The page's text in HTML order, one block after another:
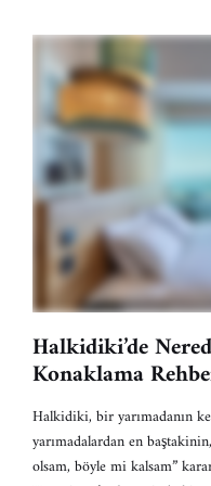
Halkidiki’de
Konaklama
Halkidiki, bir yarımadanın
yarımadalardan en
olsam, böyle mi kalsam”